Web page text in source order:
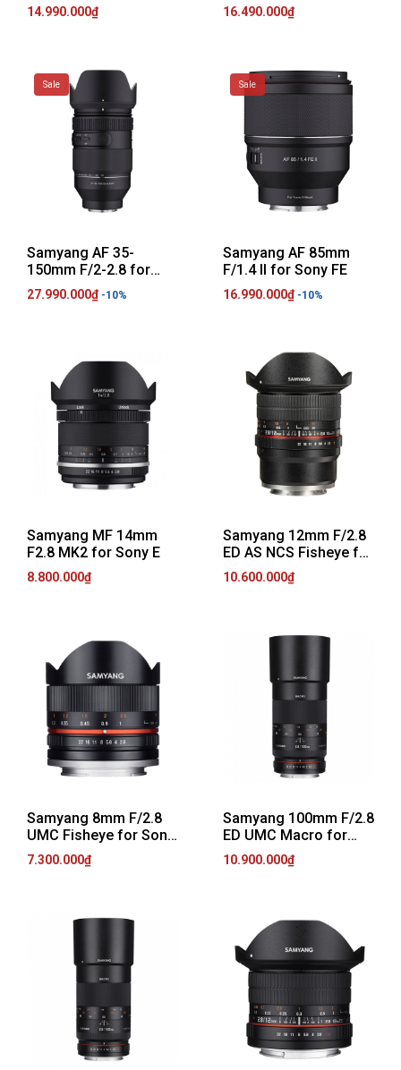
14.990.000₫ 16.490.000₫
Sale
Samyang AF 35-
150mm F/2-2.8 for
Sony FE
27.990.000₫ -10%
Sale
Samyang AF 85mm
F/1.4 II for Sony FE
16.990.000₫ -10%
Samyang MF 14mm
F2.8 MK2 for Sony E
8.800.000₫
Samyang 12mm F/2.8
ED AS NCS Fisheye for
Sony E
10.600.000₫
Samyang 8mm F/2.8
UMC Fisheye for Sony
E
7.300.000₫
Samyang 100mm F/2.8
ED UMC Macro for
Sony E
10.900.000₫